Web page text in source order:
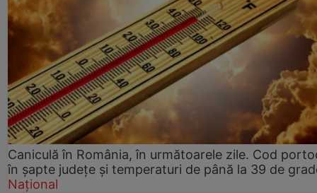
Caniculă în România, în următoarele zile. Cod
în șapte județe și temperaturi de până la 39 de
Național